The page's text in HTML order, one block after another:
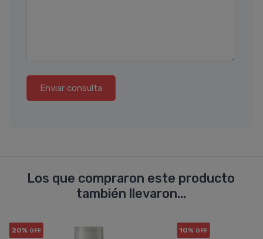
Enviar consulta
Los que compraron este producto
también llevaron...
20% OFF 10% OFF